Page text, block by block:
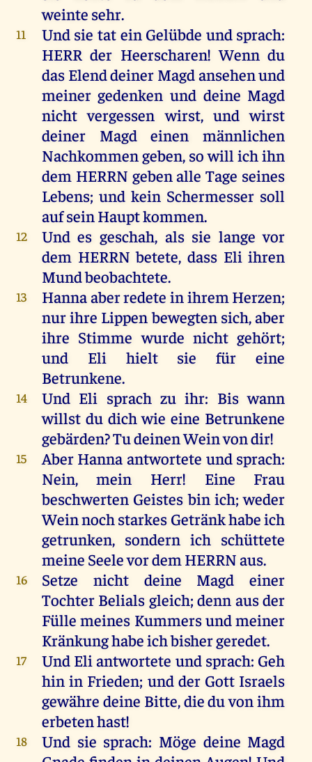
weinte sehr.
11 Und sie tat ein Gelübde und sprach:
HERR der Heerscharen!Wenn du
das Elenddeiner Magdansehenund
meiner gedenken und deine Magd
nicht vergessen wirst, und wirst
deiner
Magd einen männlichen
Nachkommengeben, so will ichihn
dem HERRN geben alle Tage seines
Lebens; und kein Schermesser soll
aufseinHauptkommen.
12 Und es geschah, als sie lange vor
dem HERRN betete, dass Eli ihren
Mundbeobachtete.
13 Hannaaberredete inihrem Herzen;
nurihre Lippenbewegten sich,aber
ihre Stimme wurde nicht gehört;
und
Eli hielt sie für
eine
Betrunkene.
14 Und Eli sprach zu ihr: Bis wann
willst du dich wie eine Betrunkene
gebärden?TudeinenWeinvondir!
15 Aber Hanna antwortete und sprach:
Nein,mein Herr! Eine
Frau
beschwerten Geistes bin ich;weder
Weinnochstarkes Getränkhabeich
getrunken, sondern ich schüttete
meine Seelevordem HERRNaus.
16 Setze nicht deine Magd
einer
TochterBelials gleich;denn ausder
Fülle meines Kummersundmeiner
Kränkunghabeichbishergeredet.
17 Und Eli antwortete und sprach: Geh
hin in Frieden; und der Gott Israels
gewähre deine Bitte,dieduvonihm
erbetenhast!
18 Und sie sprach: Möge deine Magd